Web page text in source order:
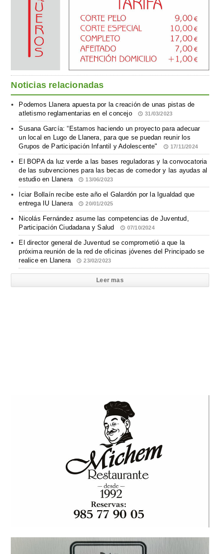
Noticias relacionadas
Podemos Llanera apuesta por la creación de unas pistas de
atletismo reglamentarias en el concejo
31/03/2023
Susana García: “Estamos haciendo un proyecto para adecuar
un local en Lugo de Llanera, para que se puedan reunir los
Grupos de Participación Infantil y Adolescente"
17/11/2024
El BOPA da luz verde a las bases reguladoras y la convocatoria
de las subvenciones para las becas de comedor y las ayudas al
estudio en Llanera
13/06/2023
Iciar Bollaín recibe este año el Galardón por la Igualdad que
entrega IU Llanera
20/01/2025
Nicolás Fernández asume las competencias de Juventud,
Participación Ciudadana y Salud
07/10/2024
El director general de Juventud se comprometió a que la
próxima reunión de la red de oficinas jóvenes del Principado se
realice en Llanera
23/02/2023
Leer mas